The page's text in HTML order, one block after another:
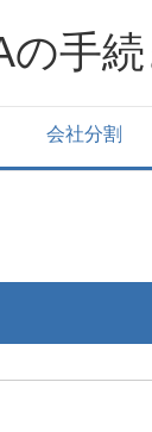
の手
会社分割